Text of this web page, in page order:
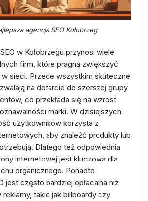
agencja SEO Kołobrzeg
w Kołobrzegu przynosi wiele
firm, które pragną zwiększyć
sieci. Przede wszystkim skuteczne
na dotarcie do szerszej grupy
co przekłada się na wzrost
marki. W dzisiejszych
użytkowników korzysta z
aby znaleźć produkty lub
Dlatego też odpowiednia
internetowej jest kluczowa dla
organicznego. Ponadto
jest często bardziej opłacalna niż
takie jak billboardy czy